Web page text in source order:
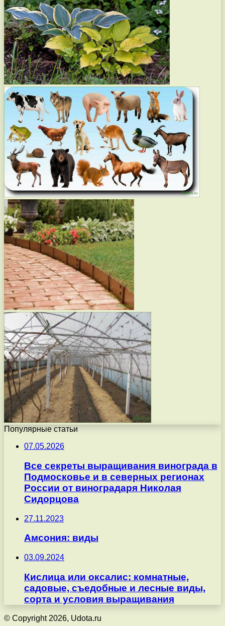
Популярные статьи
07.05.2026
Все секреты выращивания винограда в
Подмосковье и в северных регионах
России от виноградаря Николая
Сидорцова
27.11.2023
Амсония: виды
03.09.2024
Кислица или оксалис: комнатные,
садовые, съедобные и лесные виды,
сорта и условия выращивания
© Copyright 2026, Udota.ru